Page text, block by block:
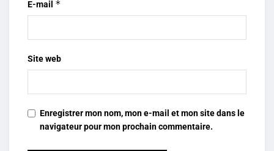
E-mail *
Site web
Enregistrer mon nom, mon e-mail et mon site dans le
navigateur pour mon prochain commentaire.